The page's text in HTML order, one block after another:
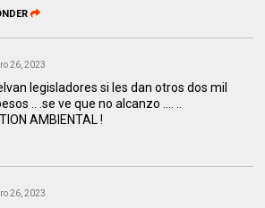
26, 2023
legisladores si les dan otros dos mil
.. .se ve que no alcanzo .... ..
AMBIENTAL !
26, 2023